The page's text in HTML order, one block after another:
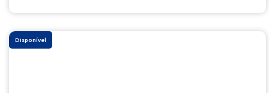
Disponível